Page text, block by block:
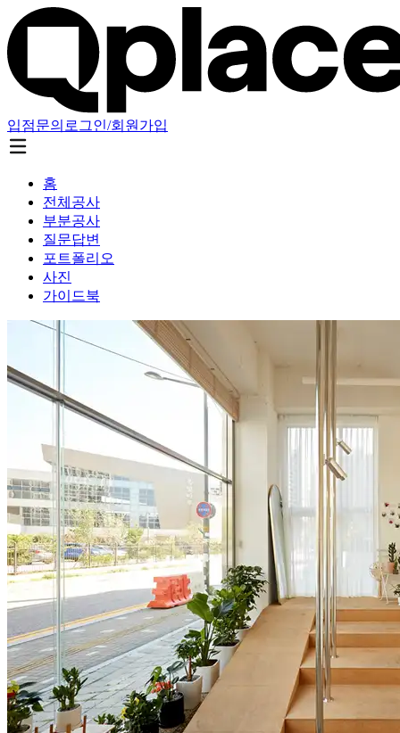
입점문의 로그인/회원가입
홈
전체공사
부분공사
질문답변
포트폴리오
사진
가이드북